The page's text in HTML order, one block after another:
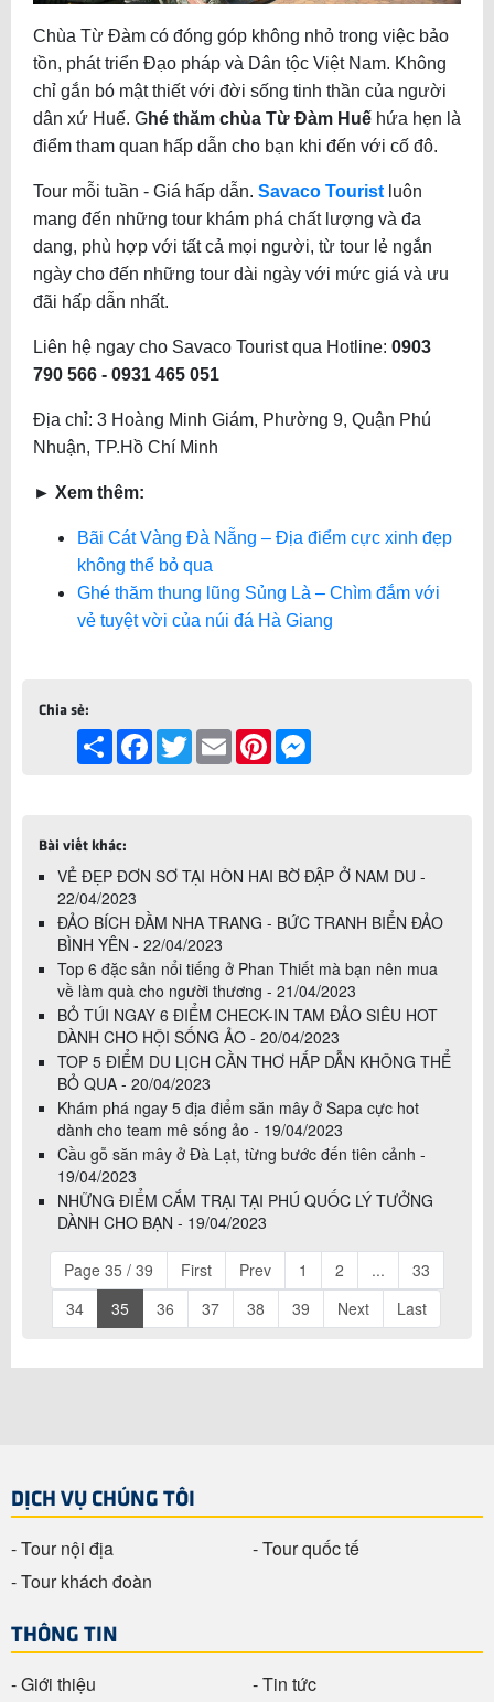
Chùa Từ Đàm có đóng góp không nhỏ trong việc bảo
tồn, phát triển Đạo pháp và Dân tộc Việt Nam. Không
chỉ gắn bó mật thiết với đời sống tinh thần của người
dân xứ Huế. Ghé thăm chùa Từ Đàm Huế hứa hẹn là
điểm tham quan hấp dẫn cho bạn khi đến với cố đô.
Tour mỗi tuần - Giá hấp dẫn. Savaco Tourist luôn
mang đến những tour khám phá chất lượng và đa
dang, phù hợp với tất cả mọi người, từ tour lẻ ngắn
ngày cho đến những tour dài ngày với mức giá và ưu
đãi hấp dẫn nhất.
Liên hệ ngay cho Savaco Tourist qua Hotline: 0903
790 566 - 0931 465 051
Địa chỉ: 3 Hoàng Minh Giám, Phường 9, Quận Phú
Nhuận, TP.Hồ Chí Minh
► Xem thêm:
Bãi Cát Vàng Đà Nẵng – Địa điểm cực xinh đẹp
không thể bỏ qua
Ghé thăm thung lũng Sủng Là – Chìm đắm với
vẻ tuyệt vời của núi đá Hà Giang
Chia sẻ:
Share Facebook
TwitterEmail Pinterest
Bài viết khác:
VẺ ĐẸP ĐƠN SƠ TẠI HÒN HAI BỜ ĐẬP Ở NAM DU -
22/04/2023
ĐẢO BÍCH ĐẦM NHA TRANG - BỨC TRANH BIỂN ĐẢO
BÌNH YÊN - 22/04/2023
Top 6 đặc sản nổi tiếng ở Phan Thiết mà bạn nên mua
về làm quà cho người thương - 21/04/2023
BỎ TÚI NGAY 6 ĐIỂM CHECK-IN TAM ĐẢO SIÊU HOT
DÀNH CHO HỘI SỐNG ẢO - 20/04/2023
TOP 5 ĐIỂM DU LỊCH CẦN THƠ HẤP DẪN KHÔNG THỂ
BỎ QUA - 20/04/2023
Khám phá ngay 5 địa điểm săn mây ở Sapa cực hot
dành cho team mê sống ảo - 19/04/2023
Cầu gỗ săn mây ở Đà Lạt, từng bước đến tiên cảnh -
19/04/2023
NHỮNG ĐIỂM CẮM TRẠI TẠI PHÚ QUỐC LÝ TƯỞNG
DÀNH CHO BẠN - 19/04/2023
Page 35 / 39 First Prev 1 2 ...
33
34
35 36 37 38 39 Next Last
DỊCH VỤ CHÚNG TÔI
- Tour nội địa
- Tour quốc tế
- Tour khách đoàn
THÔNG TIN
- Giới thiệu
- Tin tức